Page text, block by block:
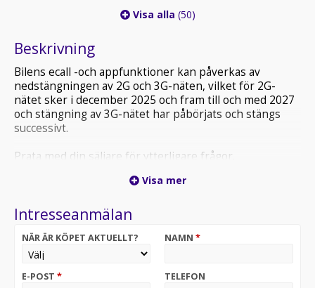
Visa alla (50)
Beskrivning
Bilens ecall -och appfunktioner kan påverkas av
nedstängningen av 2G och 3G-näten, vilket för 2G-
nätet sker i december 2025 och fram till och med 2027
och stängning av 3G-nätet har påbörjats och stängs
successivt.
Prata med din säljare för ytterligare frågor.
Visa mer
Intresseanmälan
NÄR ÄR KÖPET AKTUELLT? NAMN *
E-POST * TELEFON